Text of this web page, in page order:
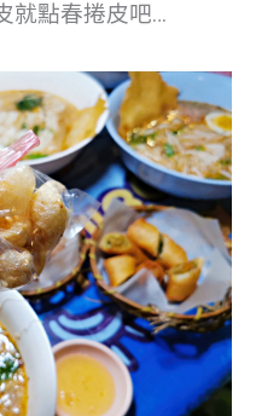
就點春捲皮吧…